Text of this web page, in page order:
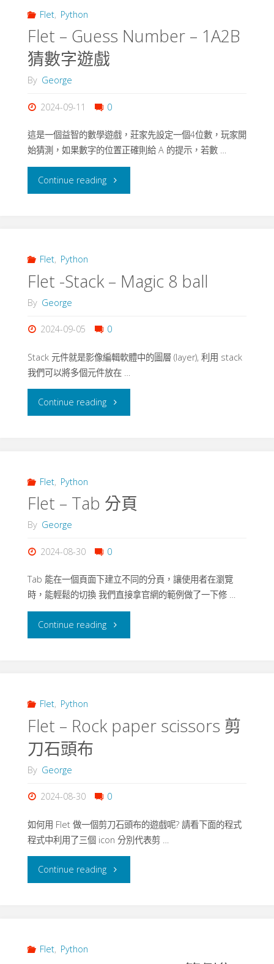
字
卡"
Flet, Python
Flet – Guess Number – 1A2B
猜數字遊戲
By George
2024-09-11 0
這是一個益智的數學遊戲，莊家先設定一個4位數，玩家開
始猜測，如果數字的位置正確則給 A 的提示，若數 …
Continue reading"Flet
–
數
字
遊
Flet, Python
Flet -Stack – Magic 8 ball
By George
2024-09-05 0
Stack 元件就是影像編輯軟體中的圖層 (layer), 利用 stack
我們可以將多個元件放在 …
Continue reading"Flet
Magic
Flet, Python
Flet – Tab 分頁
By George
2024-08-30 0
Tab 能在一個頁面下建立不同的分頁，讓使用者在瀏覽
時，能輕鬆的切換 我們直接拿官網的範例做了一下修 …
Continue reading"Flet
頁"
Flet, Python
Flet – Rock paper scissors 剪
刀石頭布
By George
2024-08-30 0
如何用 Flet 做一個剪刀石頭布的遊戲呢? 請看下面的程式
程式中利用了三個 icon 分別代表剪 …
Continue reading"Flet
Flet, Python